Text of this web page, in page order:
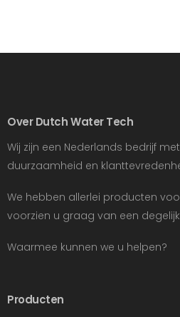
Over Dutch Water Tech
Wij zijn een Nederlands bedrijf
duurzaamheid en
We hebben allerlei producten
voorzien u graag van een
Waarmee kunnen we u helpen?
Producten